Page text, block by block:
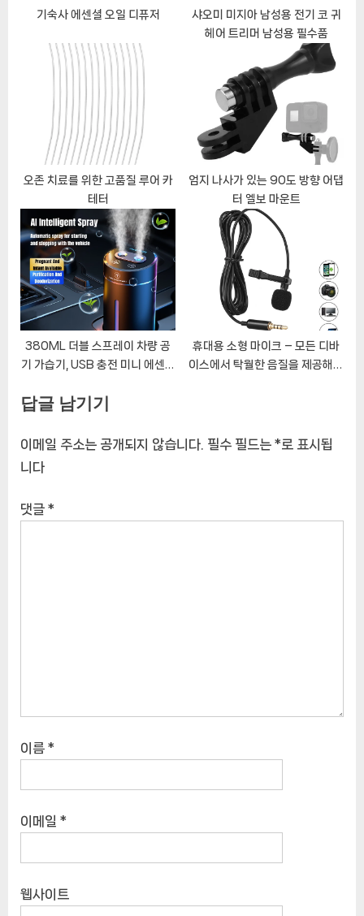
:기숙사 에센셜 오일 디퓨저
샤오미 미지아 남성용 전기 코 귀
헤어 트리머 남성용 필수품
오존 치료를 위한 고품질 루어 카
테터
엄지 나사가 있는 90도 방향 어댑
터 엘보 마운트
380ML 더블 스프레이 차량 공
기 가습기, USB 충전 미니 에센셜
동차 아로마 가습기
휴대용 소형 마이크 – 모든 디바
이스에서 탁월한 음질을 제공해주
답글 남기기
이메일 주소는 공개되지 않습니다. 필수 필드는 *로 표시됩
니다
댓글 *
이름 *
이메일 *
웹사이트